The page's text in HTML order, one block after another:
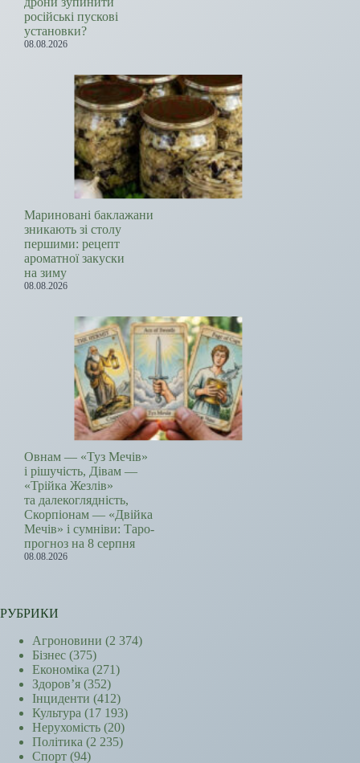
російські пускові
установки?
08.08.2026
Мариновані баклажани
зникають зі столу
першими: рецепт
ароматної закуски
на зиму
08.08.2026
Овнам — «Туз Мечів»
і рішучість, Дівам —
«Трійка Жезлів»
та далекоглядність,
Скорпіонам — «Двійка
Мечів» і сумніви: Таро-
прогноз на 8 серпня
08.08.2026
РУБРИКИ
Агроновини (2 374)
Бізнес (375)
Економіка (271)
Здоров’я (352)
Інциденти (412)
Культура (17 193)
Нерухомість (20)
Політика (2 235)
Спорт (94)